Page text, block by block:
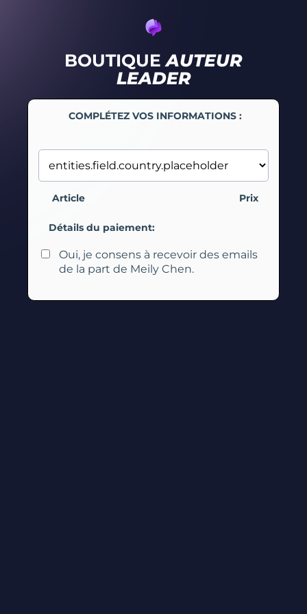
BOUTIQUEAUTEUR
LEADER
COMPLÉTEZ VOS INFORMATIONS :
Article Prix
Détails du paiement:
Oui, je consens à recevoir des emails
de la part de Meily Chen.